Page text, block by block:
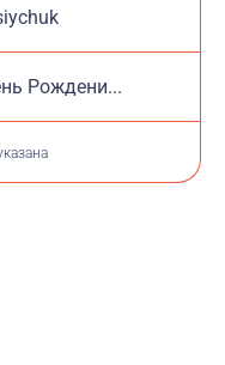
Рождени...